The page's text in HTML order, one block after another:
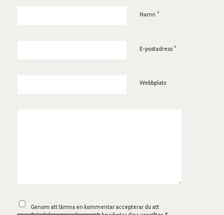
Namn *
E-postadress*
Webbplats
Genom att lämna en kommentar accepterar du att